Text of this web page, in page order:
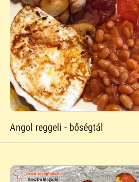
Angol reggeli - bőségtál